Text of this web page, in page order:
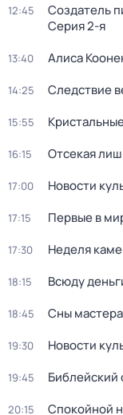
12:45 Создатель
Серия 2-я
13:40 Алиса
14:25 Следствие
15:55
16:15 Отсекая
17:00 Новости
17:15 Первые в
17:30 Неделя
18:15 Всюду
18:45 Сны мастера
19:30 Новости
19:45
20:15 Спокойной